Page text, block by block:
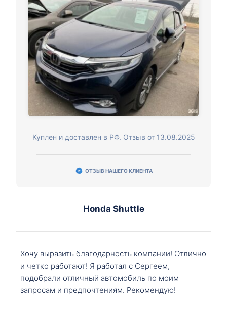
Куплен и доставлен в РФ. Отзыв от 13.08.2025
ОТЗЫВ НАШЕГО КЛИЕНТА
Honda Shuttle
Хочу выразить благодарность компании! Отлично
и четко работают! Я работал с Сергеем,
подобрали отличный автомобиль по моим
запросам и предпочтениям. Рекомендую!